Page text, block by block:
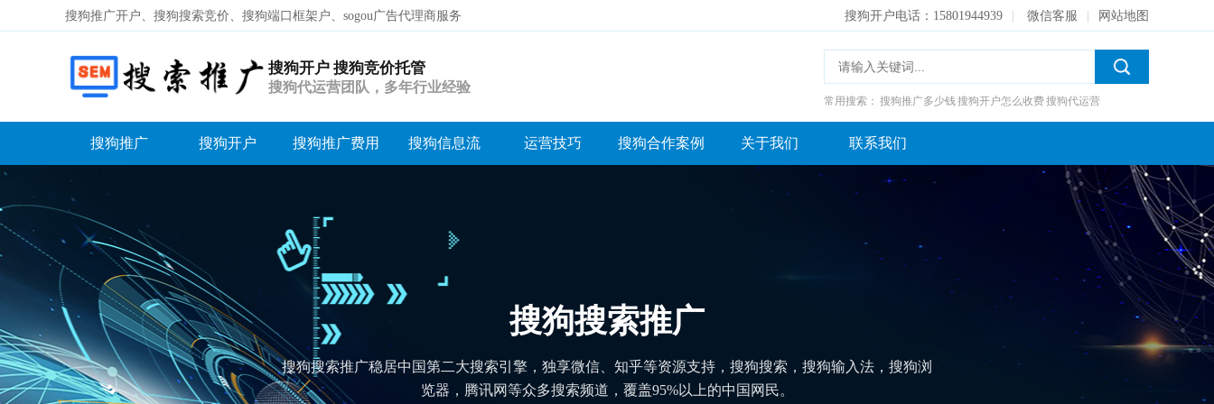
搜狗推广开户、搜狗搜索竞价、搜狗端口框架户、sogou广告代理商服务 搜狗开户电话：15801944939 微信客服 网站地图
搜狗开户 搜狗竞价托管
搜狗代运营团队，多年行业经验
常用搜索： 搜狗推广多少钱搜狗开户怎么收费搜狗代运营
搜狗推广 搜狗开户 搜狗推广费用 搜狗信息流 运营技巧 搜狗合作案例 关于我们 联系我们
搜狗搜索推广
搜狗搜索推广稳居中国第二大搜索引擎，独享微信、知乎等资源支持，搜狗搜索，搜狗输入法，搜狗浏
览器，腾讯网等众多搜索频道，覆盖95%以上的中国网民。
？